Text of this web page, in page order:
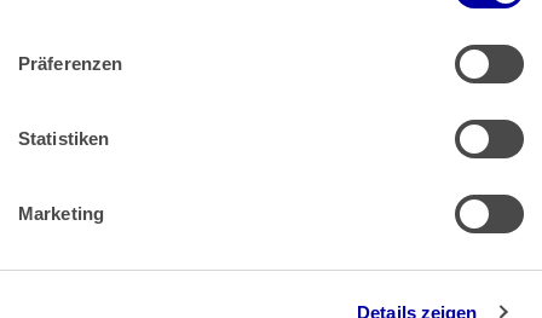
Präferenzen
Statistiken
Marketing
Details zeigen
Muster Widerrufsformular (PDF)
Barrierefreiheit